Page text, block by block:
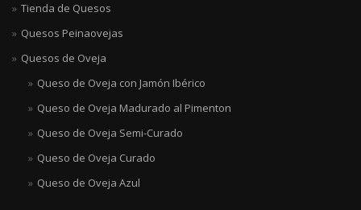
Tienda de Quesos
Quesos Peinaovejas
Quesos de Oveja
Queso de Oveja con Jamón Ibérico
Queso de Oveja Madurado al Pimenton
Queso de Oveja Semi-Curado
Queso de Oveja Curado
Queso de Oveja Azul